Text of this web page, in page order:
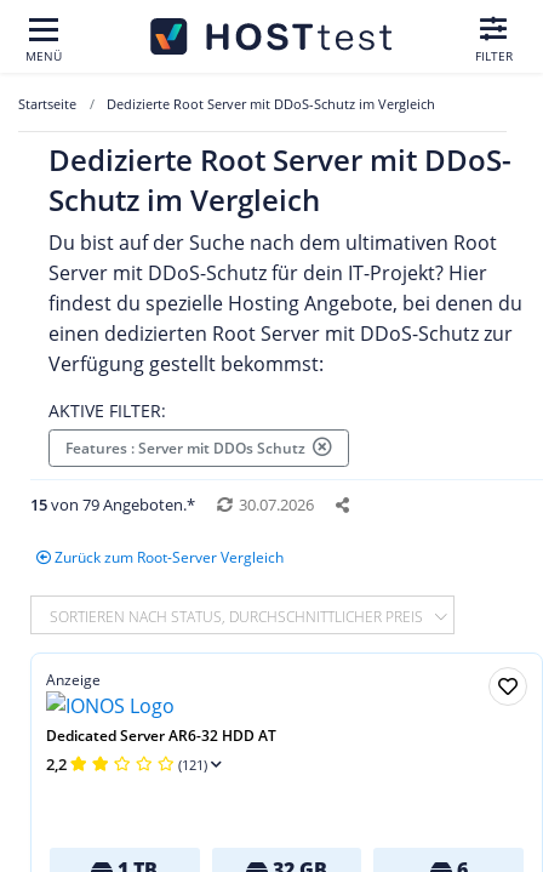
MENÜ FILTER
Startseite Dedizierte Root Server mit DDoS-Schutz im Vergleich
Dedizierte Root Server mit DDoS-
Schutz im Vergleich
Du bist auf der Suche nach dem ultimativen Root
Server mit DDoS-Schutz für dein IT-Projekt? Hier
findest du spezielle Hosting Angebote, bei denen du
einen dedizierten Root Server mit DDoS-Schutz zur
Verfügung gestellt bekommst:
AKTIVE FILTER:
Features : Server mit DDOs Schutz
15von 79 Angeboten.* 30.07.2026
Zurück zum Root-Server Vergleich
SORTIEREN NACH STATUS, DURCHSCHNITTLICHER PREIS
Anzeige
Dedicated Server AR6-32 HDD AT
2,2 (121)